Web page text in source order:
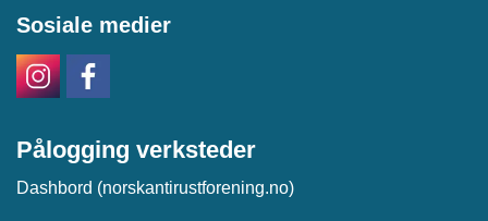
Sosiale medier
Pålogging verksteder
Dashbord (norskantirustforening.no)